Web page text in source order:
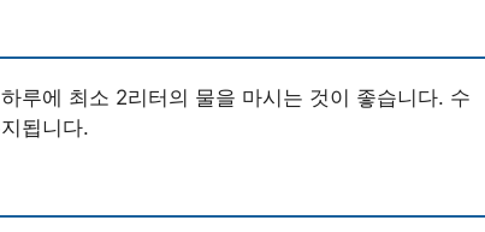
루에 최소 2리터의 물을 마시는 것이 좋습니다. 수
됩니다.